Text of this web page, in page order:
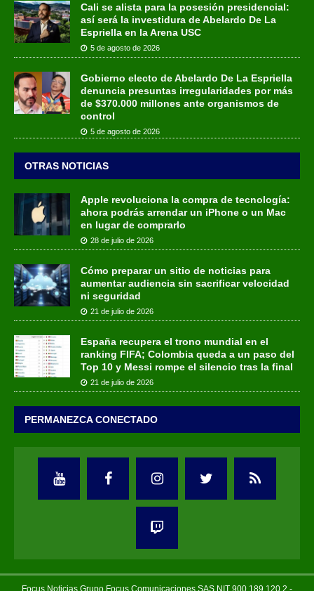
Cali se alista para la posesión presidencial:
así será la investidura de Abelardo De La
Espriella en la Arena USC
5 de agosto de 2026
Gobierno electo de Abelardo De La Espriella
denuncia presuntas irregularidades por más
de $370.000 millones ante organismos de
control
5 de agosto de 2026
OTRAS NOTICIAS
Apple revoluciona la compra de tecnología:
ahora podrás arrendar un iPhone o un Mac
en lugar de comprarlo
28 de julio de 2026
Cómo preparar un sitio de noticias para
aumentar audiencia sin sacrificar velocidad
ni seguridad
21 de julio de 2026
España recupera el trono mundial en el
ranking FIFA; Colombia queda a un paso del
Top 10 y Messi rompe el silencio tras la final
21 de julio de 2026
PERMANEZCA CONECTADO